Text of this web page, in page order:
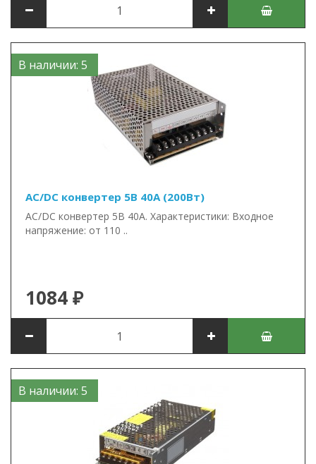
В наличии: 5
AC/DC конвертер 5В 40А (200Вт)
AC/DC конвертер 5В 40А. Характеристики: Входное
напряжение: от 110 ..
1084 ₽
В наличии: 5